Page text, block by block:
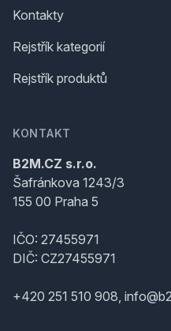
Kontakty
Rejstřík kategorií
Rejstřík produktů
KONTAKT
B2M.CZ s.r.o.
Šafránkova 1243/3
155 00 Praha 5
IČO: 27455971
DIČ: CZ27455971
+420 251 510 908,